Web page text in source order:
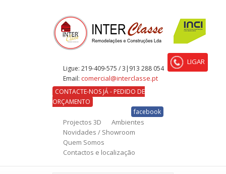
LIGAR
Ligue: 219-409-575 / 3|913 288 054
Email: comercial@interclasse.pt
CONTACTE-NOS JÁ - PEDIDO DE
ORÇAMENTO
facebook
Projectos 3D
Ambientes
Novidades / Showroom
Quem Somos
Contactos e localização